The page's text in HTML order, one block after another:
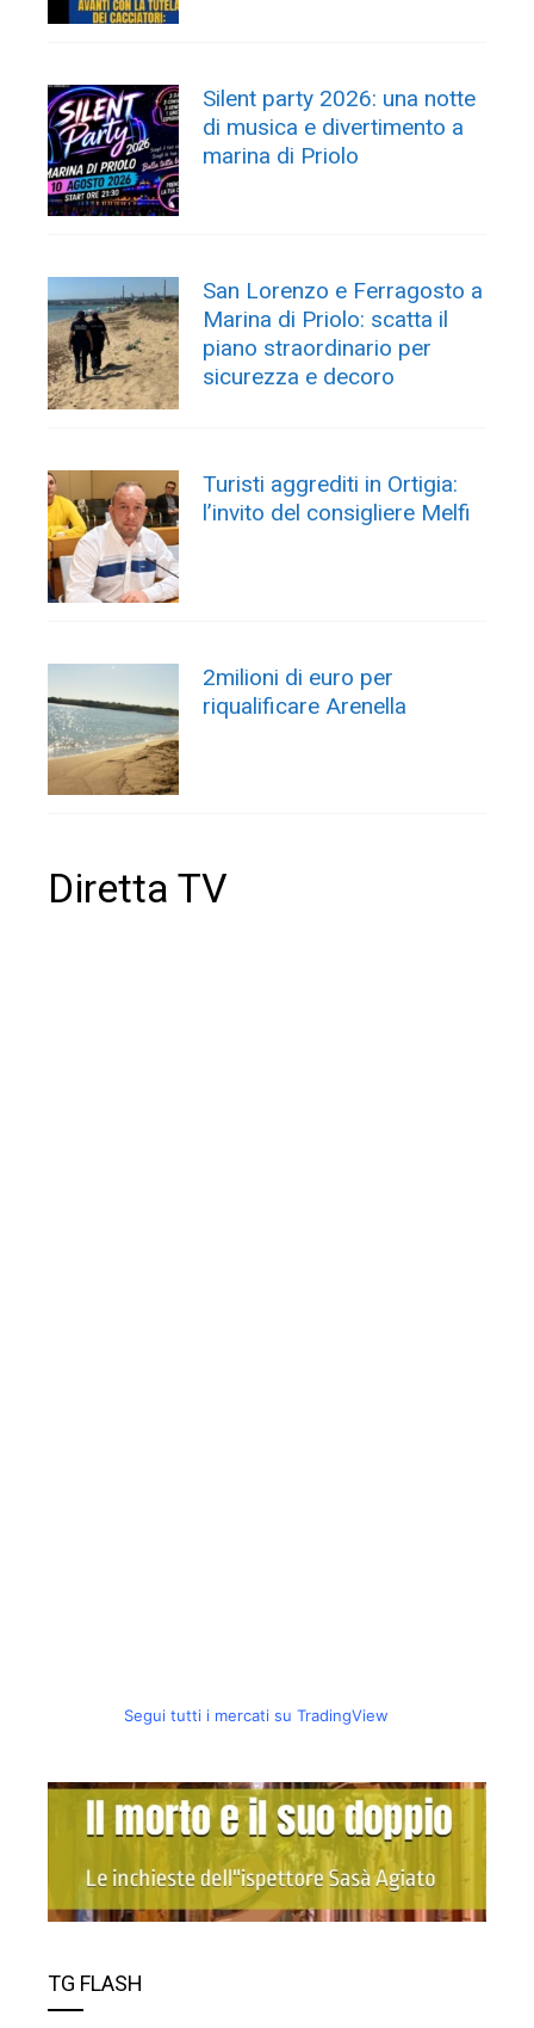
Silent party 2026: una notte
di musica e divertimento a
marina di Priolo
San Lorenzo e Ferragosto a
Marina di Priolo: scatta il
piano straordinario per
sicurezza e decoro
Turisti aggrediti in Ortigia:
l’invito del consigliere Melfi
2milioni di euro per
riqualificare Arenella
Diretta TV
Segui tutti i mercati su TradingView
TG FLASH